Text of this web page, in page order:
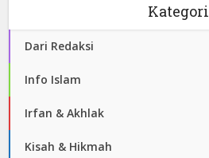
Kategori
Dari Redaksi
Info Islam
Irfan & Akhlak
Kisah & Hikmah